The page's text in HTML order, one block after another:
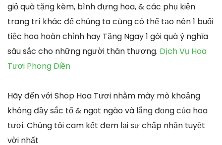
giỏ quà tặng kèm, bình đựng hoa, & các phụ kiện
trang trí khác để chúng ta cũng có thể tạo nên 1 buổi
tiệc hoa hoàn chỉnh hay Tặng Ngay 1 gói quà ý nghĩa
sâu sắc cho những người thân thương. Dịch Vụ Hoa
Tươi Phong Điền
Hãy đến với Shop Hoa Tươi nhằm mày mò khoảng
không đầy sắc tố & ngọt ngào và lắng đọng của hoa
tươi. Chúng tôi cam kết đem lại sự chấp nhận tuyệt
vời nhất